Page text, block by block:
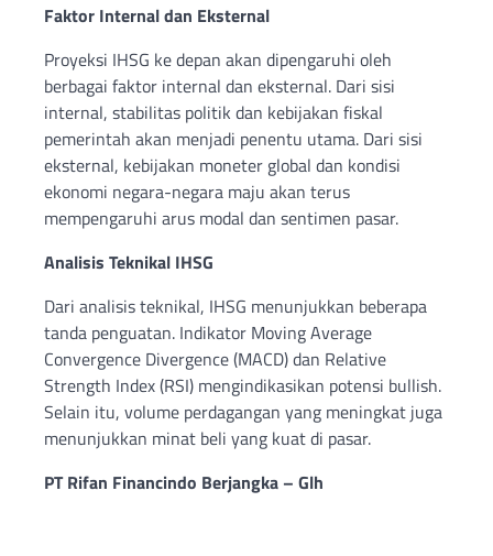
Faktor Internal dan Eksternal
Proyeksi IHSG ke depan akan dipengaruhi oleh
berbagai faktor internal dan eksternal. Dari sisi
internal, stabilitas politik dan kebijakan fiskal
pemerintah akan menjadi penentu utama. Dari sisi
eksternal, kebijakan moneter global dan kondisi
ekonomi negara-negara maju akan terus
mempengaruhi arus modal dan sentimen pasar.
Analisis Teknikal IHSG
Dari analisis teknikal, IHSG menunjukkan beberapa
tanda penguatan. Indikator Moving Average
Convergence Divergence (MACD) dan Relative
Strength Index (RSI) mengindikasikan potensi bullish.
Selain itu, volume perdagangan yang meningkat juga
menunjukkan minat beli yang kuat di pasar.
PT Rifan Financindo Berjangka – Glh